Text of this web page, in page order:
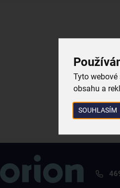
Tyto
obsahu a
SOUHLASÍM